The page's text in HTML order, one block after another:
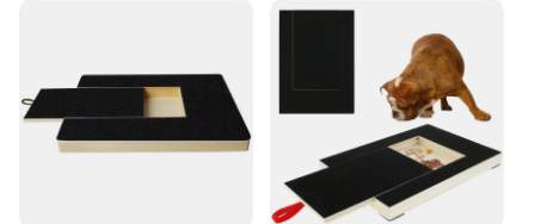
Typical Adaptive Scenario: Suitable for various
training environments, from indoor to outdoor
Shape or Size or Weight or Quantity: Comes in a
complete set, with multiple sizes available
Performance and Property: Enhanced control and
responsiveness
**Optimized for Effective Training**